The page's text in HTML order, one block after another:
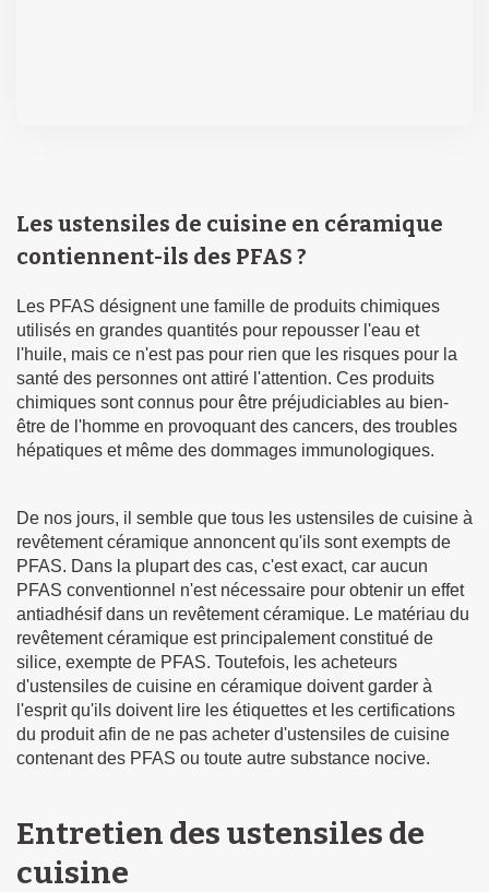
Les ustensiles de cuisine en céramique
contiennent-ils des PFAS ?
Les PFAS désignent une famille de produits chimiques
utilisés en grandes quantités pour repousser l'eau et
l'huile, mais ce n'est pas pour rien que les risques pour la
santé des personnes ont attiré l'attention. Ces produits
chimiques sont connus pour être préjudiciables au bien-
être de l'homme en provoquant des cancers, des troubles
hépatiques et même des dommages immunologiques.
De nos jours, il semble que tous les ustensiles de cuisine à
revêtement céramique annoncent qu'ils sont exempts de
PFAS. Dans la plupart des cas, c'est exact, car aucun
PFAS conventionnel n'est nécessaire pour obtenir un effet
antiadhésif dans un revêtement céramique. Le matériau du
revêtement céramique est principalement constitué de
silice, exempte de PFAS. Toutefois, les acheteurs
d'ustensiles de cuisine en céramique doivent garder à
l'esprit qu'ils doivent lire les étiquettes et les certifications
du produit afin de ne pas acheter d'ustensiles de cuisine
contenant des PFAS ou toute autre substance nocive.
Entretien des ustensiles de
cuisine